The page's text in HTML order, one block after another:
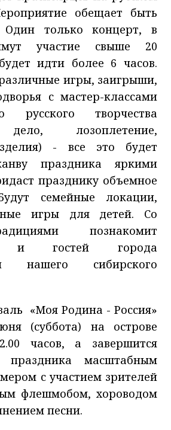
обещает быть
Один только концерт, в
участие свыше 20
идти более 6 часов.
игры, заигрыши,
с мастер-классами
русского творчества
дело, лозоплетение,
- все это будет
праздника яркими
празднику объемное
семейные локации,
игры для детей. Со
познакомит
и гостей города
нашего сибирского
«Моя Родина - Россия»
(суббота) на острове
часов, а завершится
масштабным
с участием зрителей
флешмобом, хороводом
песни.